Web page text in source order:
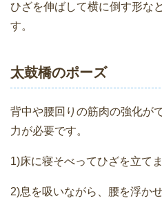
ひざを伸ばして横に倒す形な
す。
太鼓橋のポーズ
背中や腰回りの筋肉の強化が
力が必要です。
1)床に寝そべってひざを立てま
2)息を吸いながら、腰を浮か